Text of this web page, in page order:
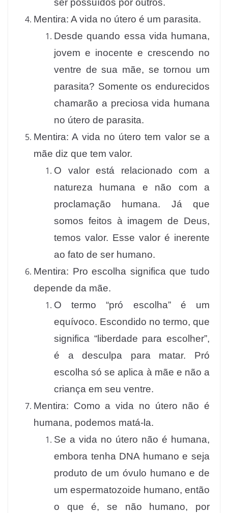
ser possuídos por outros.
Mentira: A vida no útero é um parasita.
Desde quando essa vida humana,
jovem e inocente e crescendo no
ventre de sua mãe, se tornou um
parasita? Somente os endurecidos
chamarão a preciosa vida humana
no útero de parasita.
Mentira: A vida no útero tem valor se a
mãe diz que tem valor.
O valor está relacionado com a
natureza humana e não com a
proclamação humana. Já que
somos feitos à imagem de Deus,
temos valor. Esse valor é inerente
ao fato de ser humano.
Mentira: Pro escolha significa que tudo
depende da mãe.
O termo “pró escolha” é um
equívoco. Escondido no termo, que
significa “liberdade para escolher”,
é a desculpa para matar. Pró
escolha só se aplica à mãe e não a
criança em seu ventre.
Mentira: Como a vida no útero não é
humana, podemos matá-la.
Se a vida no útero não é humana,
embora tenha DNA humano e seja
produto de um óvulo humano e de
um espermatozoide humano, então
o que é, se não humano, por